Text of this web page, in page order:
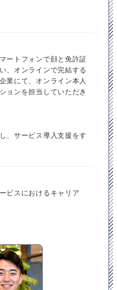
ートフォンで顔と免許証
、オンラインで完結する
業にて、オンライン本人
ョンを担当していただき
、サービス導入支援をす
ビスにおけるキャリア